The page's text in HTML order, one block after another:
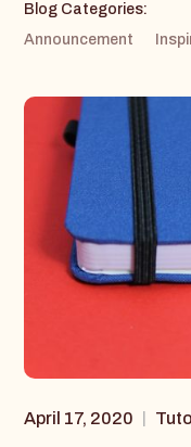
Blog Categories:
Announcement
April 17, 2020